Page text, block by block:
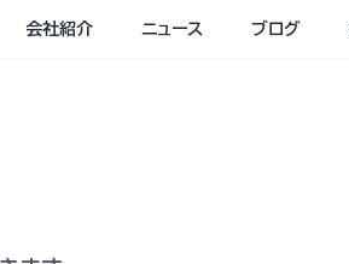
会社紹介 ニュース ブログ